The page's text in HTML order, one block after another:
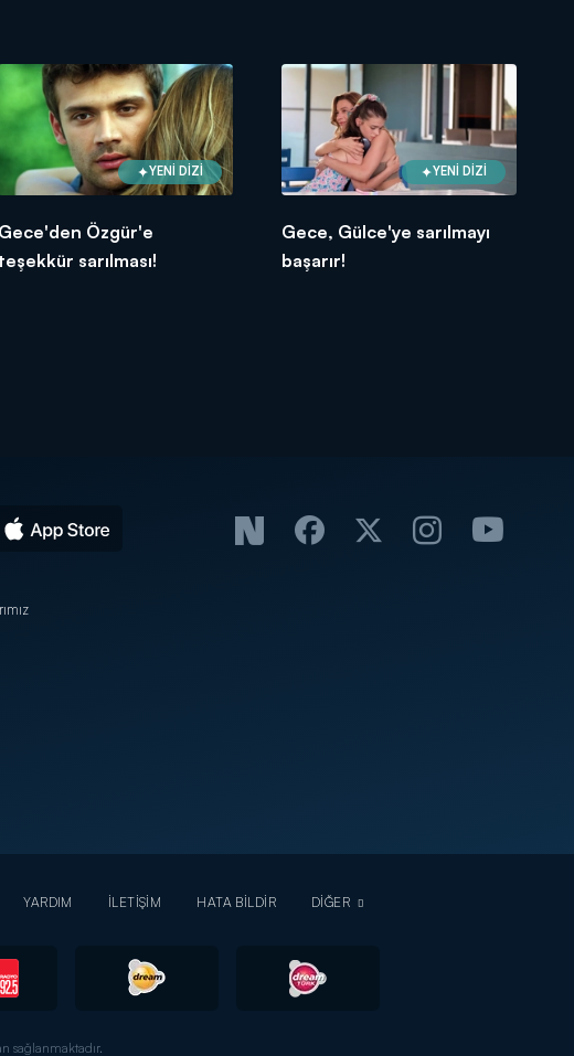
YENİ DİZİ
Gece'den Özgür'e
teşekkür sarılması!
YENİ DİZİ
Gece, Gülce'ye sarılmayı
başarır!
YARDIM İLETİŞİM HATA BİLDİR DİĞER
sağlanmaktadır.